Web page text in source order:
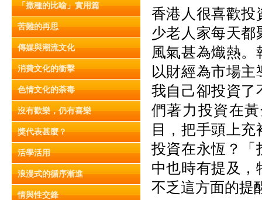
「撒種的比喻」實用篇
苦難的再思
傳媒與潮流文化
消費文化的衝擊
色情文化的荼毒
沒有歡樂，仍有喜樂
獎代表甚麼？
活學活用
浪漫式的循序漸進
情與性交鋒
香港人很喜歡投
少老人家每天都
風氣甚為熾熱
以財經為市場
我自己卻投資了
們著力投資在
目，把手頭上
投資在永恆？「
中也時有提及，
不乏這方面的提